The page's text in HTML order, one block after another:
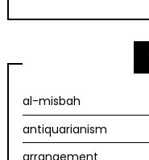
al-misbah
antiquarianism